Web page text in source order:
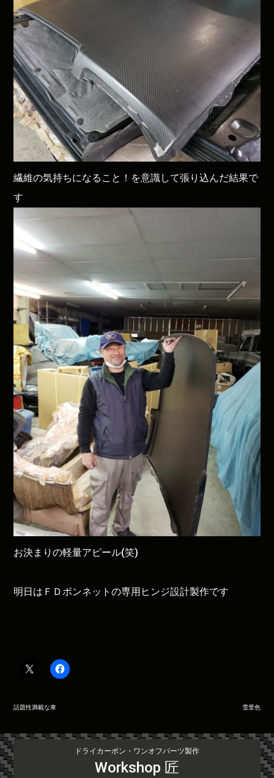
繊維の気持ちになること！を意識して張り込んだ結果で
す
お決まりの軽量アピール(笑)
明日はＦＤボンネットの専用ヒンジ設計製作です
投
ナ
ビ
ゲ
話題性満載な車 雪景色
ドライカーボン・ワンオフパーツ製作
Workshop 匠